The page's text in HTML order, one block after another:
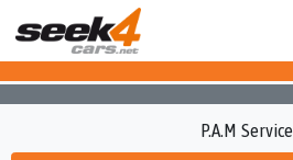
P.A.M Service